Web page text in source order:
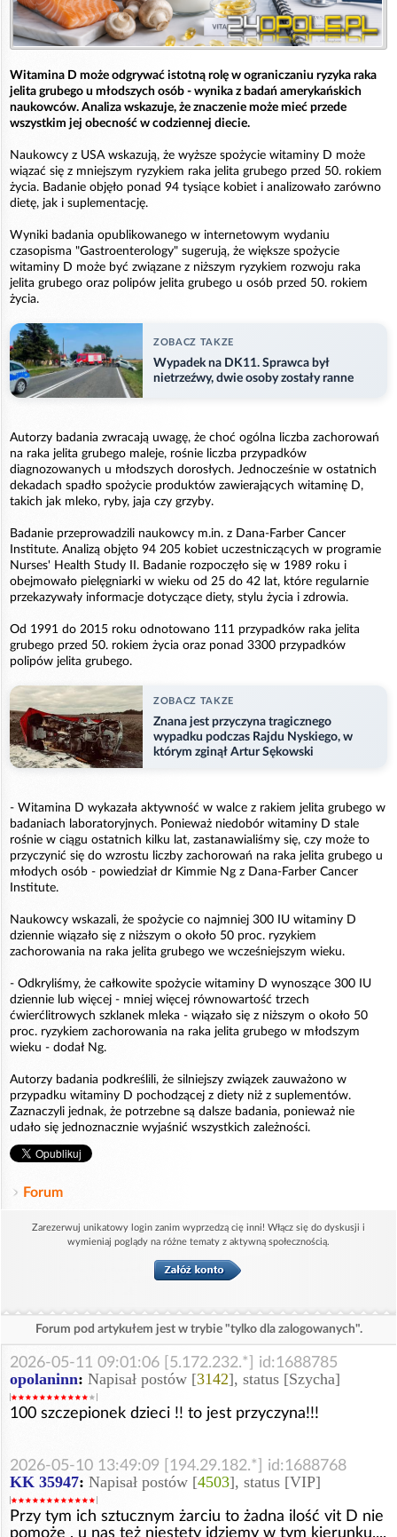
Witamina D może odgrywać istotną rolę w ograniczaniu ryzyka raka
jelita grubego u młodszych osób - wynika z badań amerykańskich
naukowców. Analiza wskazuje, że znaczenie może mieć przede
wszystkim jej obecność w codziennej diecie.
Naukowcy z USA wskazują, że wyższe spożycie witaminy D może
wiązać się z mniejszym ryzykiem raka jelita grubego przed 50. rokiem
życia. Badanie objęło ponad 94 tysiące kobiet i analizowało zarówno
dietę, jak i suplementację.
Wyniki badania opublikowanego w internetowym wydaniu
czasopisma "Gastroenterology" sugerują, że większe spożycie
witaminy D może być związane z niższym ryzykiem rozwoju raka
jelita grubego oraz polipów jelita grubego u osób przed 50. rokiem
życia.
ZOBACZ TAKZE
Wypadek na DK11. Sprawca był
nietrzeźwy, dwie osoby zostały ranne
Autorzy badania zwracają uwagę, że choć ogólna liczba zachorowań
na raka jelita grubego maleje, rośnie liczba przypadków
diagnozowanych u młodszych dorosłych. Jednocześnie w ostatnich
dekadach spadło spożycie produktów zawierających witaminę D,
takich jak mleko, ryby, jaja czy grzyby.
Badanie przeprowadzili naukowcy m.in. z Dana-Farber Cancer
Institute. Analizą objęto 94 205 kobiet uczestniczących w programie
Nurses' Health Study II. Badanie rozpoczęło się w 1989 roku i
obejmowało pielęgniarki w wieku od 25 do 42 lat, które regularnie
przekazywały informacje dotyczące diety, stylu życia i zdrowia.
Od 1991 do 2015 roku odnotowano 111 przypadków raka jelita
grubego przed 50. rokiem życia oraz ponad 3300 przypadków
polipów jelita grubego.
ZOBACZ TAKZE
Znana jest przyczyna tragicznego
wypadku podczas Rajdu Nyskiego, w
którym zginął Artur Sękowski
- Witamina D wykazała aktywność w walce z rakiem jelita grubego w
badaniach laboratoryjnych. Ponieważ niedobór witaminy D stale
rośnie w ciągu ostatnich kilku lat, zastanawialiśmy się, czy może to
przyczynić się do wzrostu liczby zachorowań na raka jelita grubego u
młodych osób - powiedział dr Kimmie Ng z Dana-Farber Cancer
Institute.
Naukowcy wskazali, że spożycie co najmniej 300 IU witaminy D
dziennie wiązało się z niższym o około 50 proc. ryzykiem
zachorowania na raka jelita grubego we wcześniejszym wieku.
- Odkryliśmy, że całkowite spożycie witaminy D wynoszące 300 IU
dziennie lub więcej - mniej więcej równowartość trzech
ćwierćlitrowych szklanek mleka - wiązało się z niższym o około 50
proc. ryzykiem zachorowania na raka jelita grubego w młodszym
wieku - dodał Ng.
Autorzy badania podkreślili, że silniejszy związek zauważono w
przypadku witaminy D pochodzącej z diety niż z suplementów.
Zaznaczyli jednak, że potrzebne są dalsze badania, ponieważ nie
udało się jednoznacznie wyjaśnić wszystkich zależności.
Forum
Zarezerwuj unikatowy login zanim wyprzedzą cię inni! Włącz się do dyskusji i
wymieniaj poglądy na różne tematy z aktywną społecznością.
Forum pod artykułem jest w trybie "tylko dla zalogowanych".
2026-05-11 09:01:06 [5.172.232.*] id:1688785
opolaninn: Napisał postów [3142], status [Szycha]
100 szczepionek dzieci !! to jest przyczyna!!!
2026-05-10 13:49:09 [194.29.182.*] id:1688768
KK 35947: Napisał postów [4503], status [VIP]
Przy tym ich sztucznym żarciu to żadna ilość vit D nie
pomoże , u nas też niestety idziemy w tym kierunku....